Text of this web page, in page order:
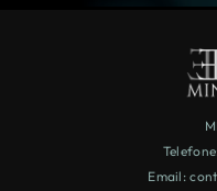
Email: